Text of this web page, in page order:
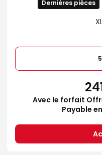
Dernières pièces
Avec le forfait
Payable